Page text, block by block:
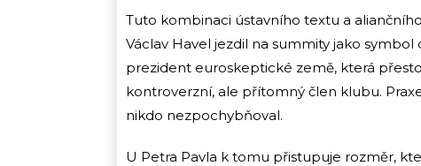
Tuto kombinaci ústavního textu a
Václav Havel jezdil na summity jako
prezident euroskeptické země, která
kontroverzní, ale přítomný člen klubu.
nikdo nezpochybňoval.
U Petra Pavla k tomu přistupuje rozměr,